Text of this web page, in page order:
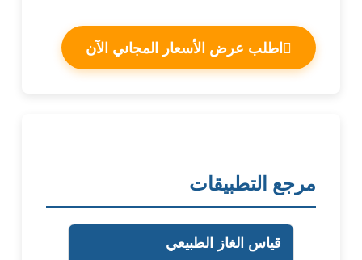
اطلب عرض الأسعار المجاني الآن
مرجع التطبيقات
قياس الغاز الطبيعي